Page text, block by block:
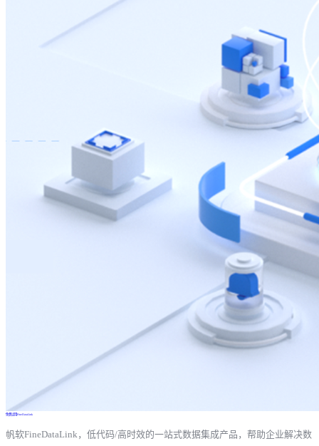
免费试用FineDataLink
帆软FineDataLink，低代码/高时效的一站式数据集成产品，帮助企业解决数